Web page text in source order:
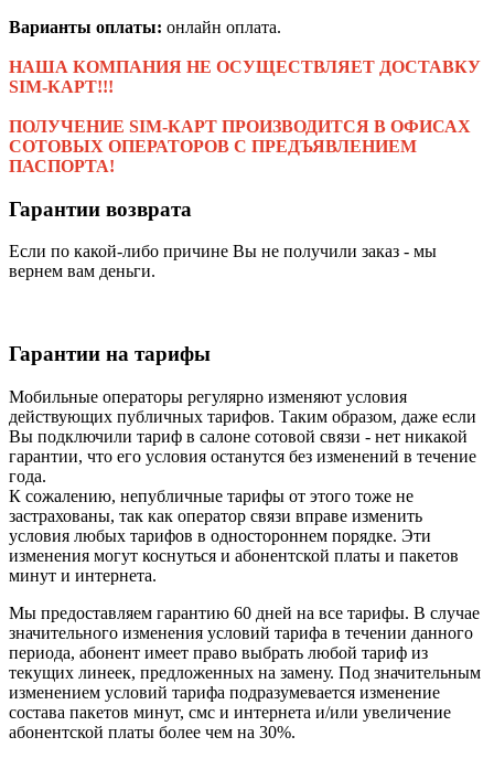
Варианты оплаты: онлайн оплата.
НАША КОМПАНИЯ НЕ ОСУЩЕСТВЛЯЕТ ДОСТАВКУ
SIM-КАРТ!!!
ПОЛУЧЕНИЕ SIM-КАРТ ПРОИЗВОДИТСЯ В ОФИСАХ
СОТОВЫХ ОПЕРАТОРОВ С ПРЕДЪЯВЛЕНИЕМ
ПАСПОРТА!
Гарантии возврата
Если по какой-либо причине Вы не получили заказ - мы
вернем вам деньги.
Гарантии на тарифы
Мобильные операторы регулярно изменяют условия
действующих публичных тарифов. Таким образом, даже если
Вы подключили тариф в салоне сотовой связи - нет никакой
гарантии, что его условия останутся без изменений в течение
года.
К сожалению, непубличные тарифы от этого тоже не
застрахованы, так как оператор связи вправе изменить
условия любых тарифов в одностороннем порядке. Эти
изменения могут коснуться и абонентской платы и пакетов
минут и интернета.
Мы предоставляем гарантию 60 дней на все тарифы. В случае
значительного изменения условий тарифа в течении данного
периода, абонент имеет право выбрать любой тариф из
текущих линеек, предложенных на замену. Под значительным
изменением условий тарифа подразумевается изменение
состава пакетов минут, смс и интернета и/или увеличение
абонентской платы более чем на 30%.